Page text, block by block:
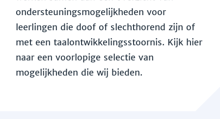
ondersteuningsmogelijkheden voor
leerlingen die doof of slechthorend zijn of
met een taalontwikkelingsstoornis. Kijk hier
naar een voorlopige selectie van
mogelijkheden die wij bieden.